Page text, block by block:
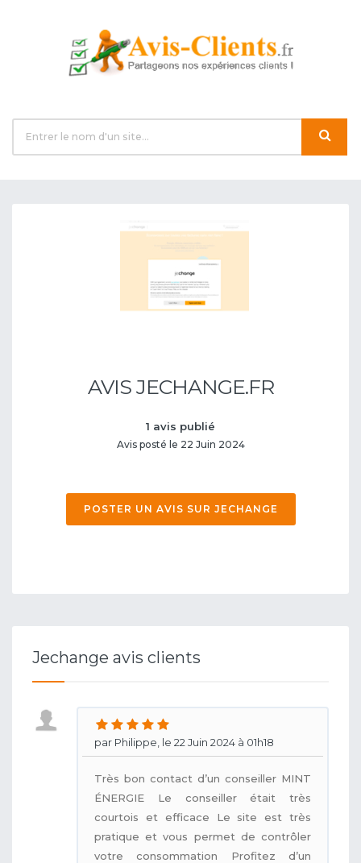
AVIS JECHANGE.FR
1 avis publié
Avis posté le 22 Juin 2024
POSTER UN AVIS SUR JECHANGE
Jechange avis clients
par Philippe, le 22 Juin 2024 à 01h18
Très bon contact d’un conseiller MINT
ÉNERGIE Le conseiller était très
courtois et efficace Le site est très
pratique et vous permet de contrôler
votre consommation Profitez d’un